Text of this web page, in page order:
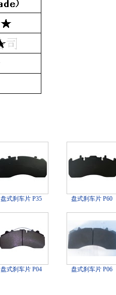
盘式刹车片 P35 盘式刹车片 P60
盘式刹车片 P04 盘式刹车片 P06